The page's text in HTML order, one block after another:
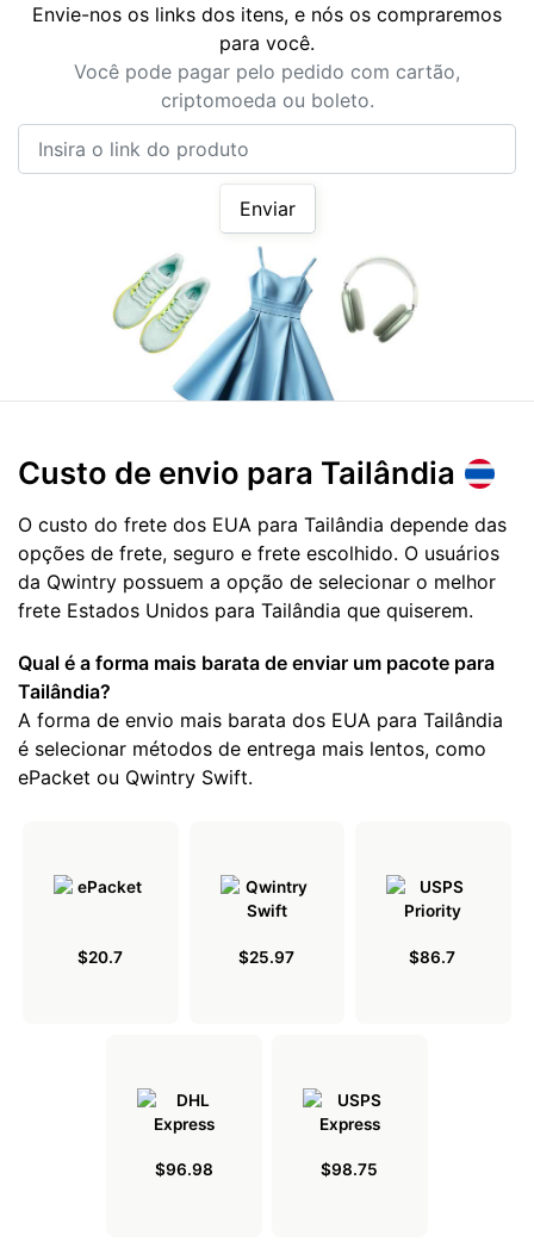
Envie-nos os links dos itens, e nós os compraremos
para você.
Você pode pagar pelo pedido com cartão,
criptomoeda ou boleto.
Enviar
Custo de envio para Tailândia
O custo do frete dos EUA para Tailândia depende das
opções de frete, seguro e frete escolhido. O usuários
da Qwintry possuem a opção de selecionar o melhor
frete Estados Unidos para Tailândia que quiserem.
Qual é a forma mais barata de enviar um pacote para
Tailândia?
A forma de envio mais barata dos EUA para Tailândia
é selecionar métodos de entrega mais lentos, como
ePacket ou Qwintry Swift.
$20.7 $25.97 $86.7
$96.98 $98.75